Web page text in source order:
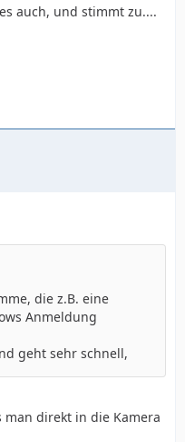
auch, und stimmt zu....
die z.B. eine
Anmeldung
geht sehr schnell,
man direkt in die Kamera